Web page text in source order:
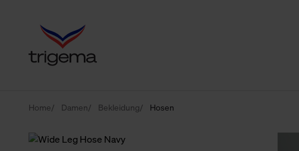
Home Damen Bekleidung Hosen